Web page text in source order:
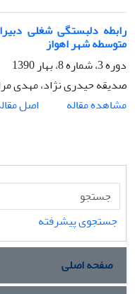
رابطه دلبستگی شغلی
متوسطه شهر اهواز
دوره 3، شماره 8، بهار 1390
صدیقه حیدری نژاد، مهدی
مشاهده مقاله
اصل
جستجوی پیشرفته
صفحه اصلی